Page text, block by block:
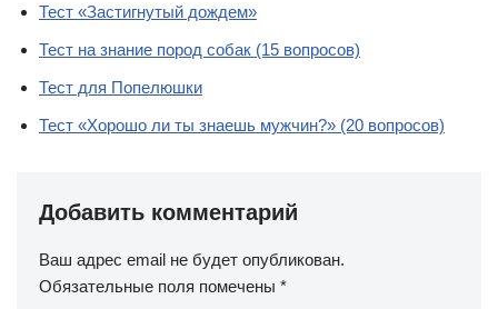
Тест «Застигнутый дождем»
Тест на знание пород собак (15 вопросов)
Тест для Попелюшки
Тест «Хорошо ли ты знаешь мужчин?» (20 вопросов)
Добавить комментарий
Ваш адрес email не будет опубликован.
Обязательные поля помечены *